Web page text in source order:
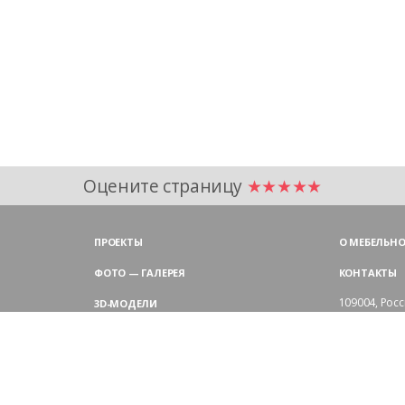
Оцените страницу ★★★★★
ПРОЕКТЫ
ФОТО — ГАЛЕРЕЯ
3D-МОДЕЛИ
О
КОНТАКТЫ
109004,